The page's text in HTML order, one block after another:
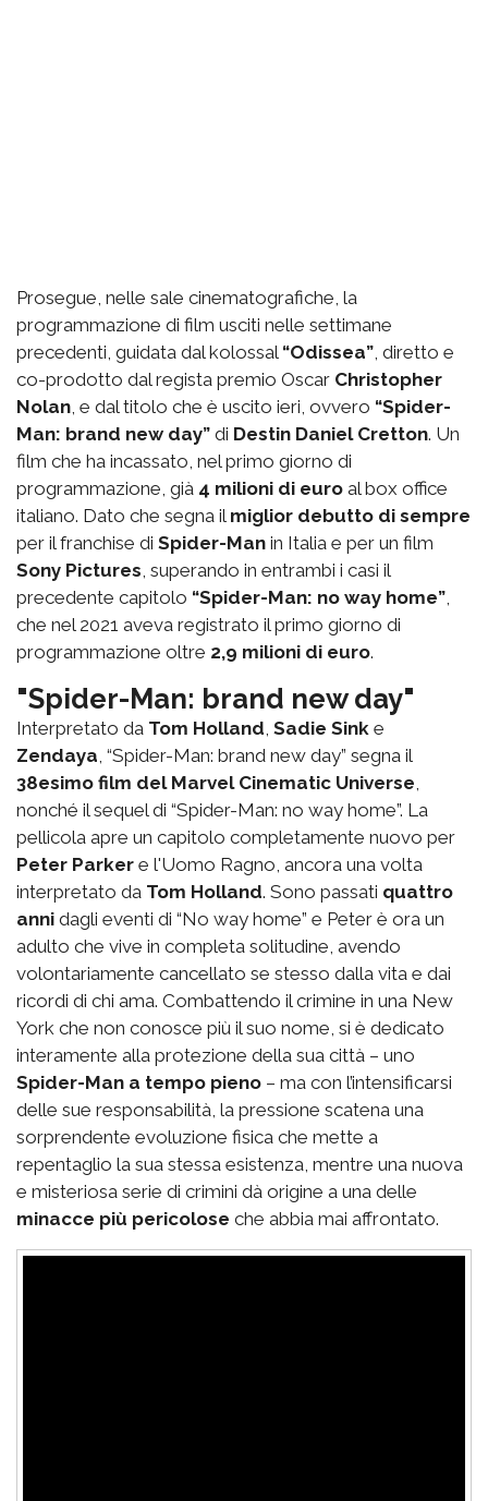
Prosegue, nelle sale cinematografiche, la
programmazione di film usciti nelle settimane
precedenti, guidata dal kolossal “Odissea” , diretto e
co-prodotto dal regista premio Oscar Christopher
Nolan , e dal titolo che è uscito ieri, ovvero “Spider-
Man: brand new day” di Destin Daniel Cretton. Un
film che ha incassato, nel primo giorno di
programmazione, già 4 milioni di euro al box office
italiano. Dato che segna il miglior debutto di sempre
per il franchise di Spider-Man in Italia e per un film
Sony Pictures , superando in entrambi i casi il
precedente capitolo “Spider-Man: no way home”
che nel 2021 aveva registrato il primo giorno di
programmazione oltre 2,9 milioni di euro.
"Spider-Man: brand new day"
Interpretato da Tom Holland Sadie Sink e
Zendaya , “Spider-Man: brand new day” segna il
38esimo film del Marvel Cinematic Universe
nonché il sequel di “Spider-Man: no way home”. La
pellicola apre un capitolo completamente nuovo per
Peter Parker e l'Uomo Ragno, ancora una volta
interpretato da Tom Holland. Sono passati quattro
anni dagli eventi di “No way home” e Peter è ora un
adulto che vive in completa solitudine, avendo
volontariamente cancellato se stesso dalla vita e dai
ricordi di chi ama. Combattendo il crimine in una New
York che non conosce più il suo nome, si è dedicato
interamente alla protezione della sua città – uno
Spider-Man a tempo pieno – ma con l’intensificarsi
delle sue responsabilità, la pressione scatena una
sorprendente evoluzione fisica che mette a
repentaglio la sua stessa esistenza, mentre una nuova
e misteriosa serie di crimini dà origine a una delle
minacce più pericolose che abbia mai affrontato.